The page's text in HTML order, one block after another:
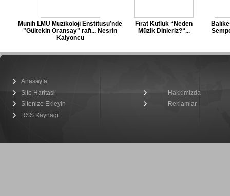
Münih LMU Müzikoloji Enstitüsü’nde
"Gültekin Oransay" rafı... Nesrin
Kalyoncu
Fırat Kutluk “Neden
Müzik Dinleriz?“...
Anasayfa
Site Haritasi
Sitenize Ekleyin
RSS Kaynagi
Hakkimizda
Reklamlar